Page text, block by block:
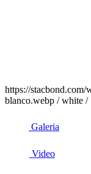
https://stacbond.com/
blanco.webp / white /
Galeria
Video